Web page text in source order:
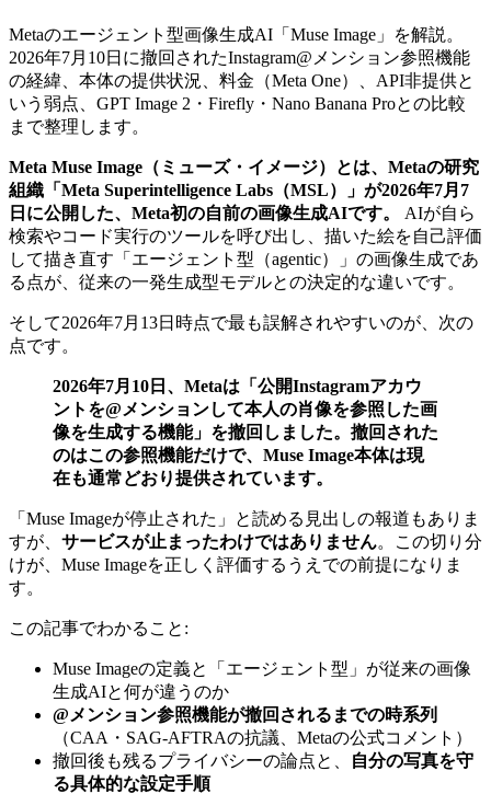
Metaのエージェント型画像生成AI「Muse Image」を解説。
2026年7月10日に撤回されたInstagram@メンション参照機能
の経緯、本体の提供状況、料金（Meta One）、API非提供と
いう弱点、GPT Image 2・Firefly・Nano Banana Proとの比較
まで整理します。
Meta Muse Image（ミューズ・イメージ）とは、Metaの研究
組織「Meta Superintelligence Labs（MSL）」が2026年7月7
日に公開した、Meta初の自前の画像生成AIです。
AIが自ら
検索やコード実行のツールを呼び出し、描いた絵を自己評価
して描き直す「エージェント型（agentic）」の画像生成であ
る点が、従来の一発生成型モデルとの決定的な違いです。
そして2026年7月13日時点で最も誤解されやすいのが、次の
点です。
2026年7月10日、Metaは「公開Instagramアカウ
ントを@メンションして本人の肖像を参照した画
像を生成する機能」を撤回しました。撤回された
のはこの参照機能だけで、Muse Image本体は現
在も通常どおり提供されています。
「Muse Imageが停止された」と読める見出しの報道もありま
すが、 サービスが止まったわけではありません。この切り分
けが、Muse Imageを正しく評価するうえでの前提になりま
す。
この記事でわかること:
Muse Imageの定義と「エージェント型」が従来の画像
生成AIと何が違うのか
@メンション参照機能が撤回されるまでの時系列
（CAA・SAG-AFTRAの抗議、Metaの公式コメント）
撤回後も残るプライバシーの論点と、
自分の写真を守
る具体的な設定手順